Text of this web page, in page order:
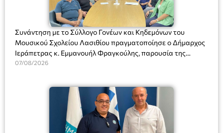
Συνάντηση με το Σύλλογο Γονέων και Κηδεμόνων του
Μουσικού Σχολείου Λασιθίου πραγματοποίησε ο Δήμαρχος
Ιεράπετρας κ. Εμμανουήλ Φραγκούλης, παρουσία της
Διευθύντριας του σχολείου κας Μαριάννας Χαΐτα.
07/08/2026